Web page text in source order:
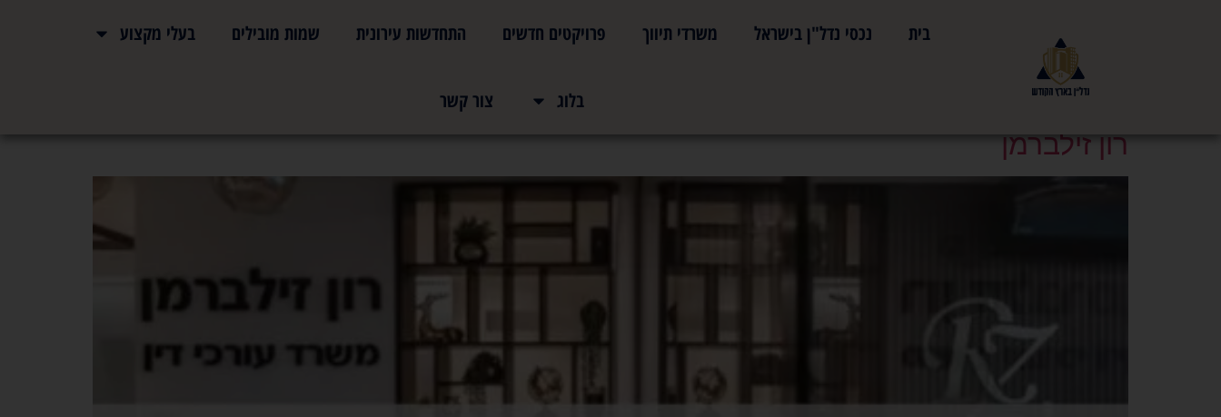
בית נכסי נדל"ן בישראל משרדי תיווך פרויקטים חדשים התחדשות עירונית שמות מובילים בעלי מקצוע
בלוג צור קשר תגית:עורכי דין התחדשות עירונית
רון זילברמן